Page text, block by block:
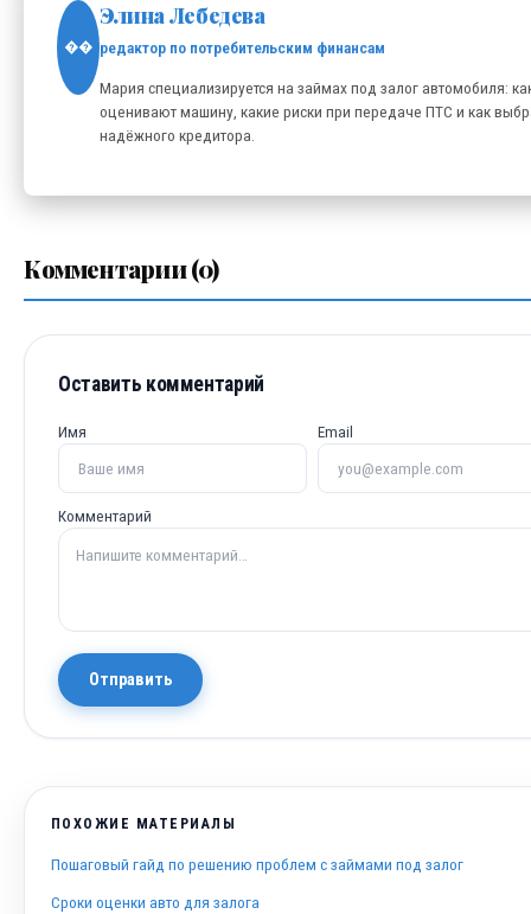
��
Элина Лебедева
редактор по потребительским финансам
Мария специализируется на займах под залог автомобиля:
оценивают машину, какие риски при передаче ПТС и как
надёжного кредитора.
Комментарии (0)
Оставить комментарий
Имя Email
Комментарий
Отправить
ПОХОЖИЕ МАТЕРИАЛЫ
Пошаговый гайд по решению проблем с займами под залог
Сроки оценки авто для залога